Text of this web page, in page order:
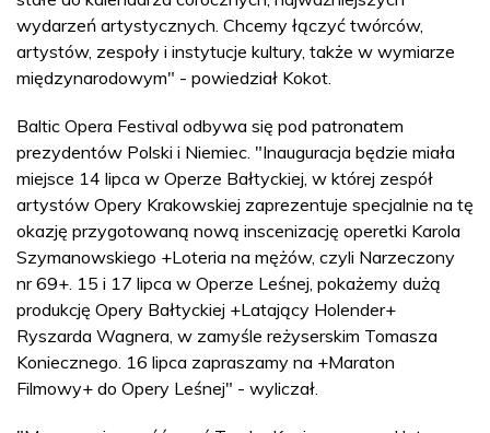
wydarzeń artystycznych. Chcemy łączyć twórców,
artystów, zespoły i instytucje kultury, także w wymiarze
międzynarodowym" - powiedział Kokot.
Baltic Opera Festival odbywa się pod patronatem
prezydentów Polski i Niemiec. "Inauguracja będzie miała
miejsce 14 lipca w Operze Bałtyckiej, w której zespół
artystów Opery Krakowskiej zaprezentuje specjalnie na tę
okazję przygotowaną nową inscenizację operetki Karola
Szymanowskiego +Loteria na mężów, czyli Narzeczony
nr 69+. 15 i 17 lipca w Operze Leśnej, pokażemy dużą
produkcję Opery Bałtyckiej +Latający Holender+
Ryszarda Wagnera, w zamyśle reżyserskim Tomasza
Koniecznego. 16 lipca zapraszamy na +Maraton
Filmowy+ do Opery Leśnej" - wyliczał.